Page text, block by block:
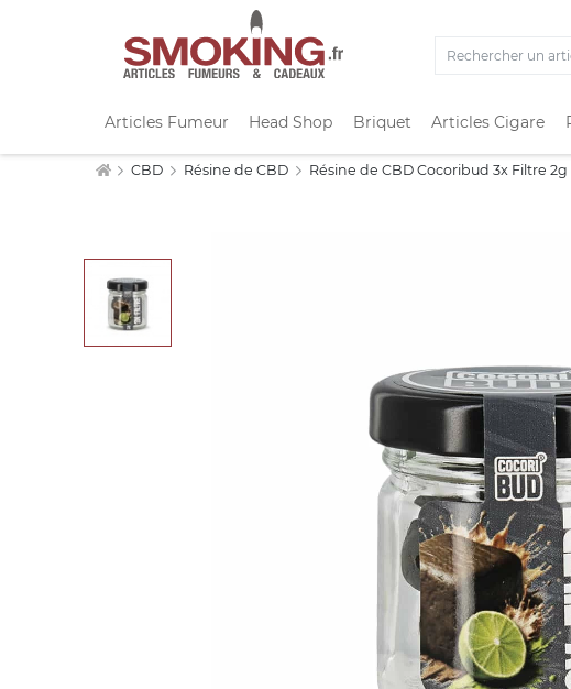
Articles Fumeur Head Shop Briquet Articles Cigare
CBD Résine de CBD Résine de CBD Cocoribud 3x Filtre 2g